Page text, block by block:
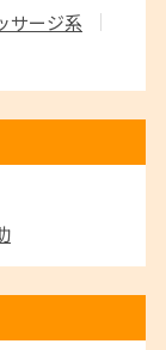
サージ系